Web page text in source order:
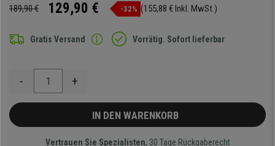
189,90 € 129,90 € -32% (155,88 € Inkl. MwSt.)
Gratis Versand Vorrätig. Sofort lieferbar
- +
IN DEN WARENKORB
Vertrauen Sie Spezialisten, 30 Tage Rückgaberecht